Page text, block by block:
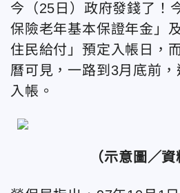
今（25日）政府發錢了！
保險老年基本保證年金」
住民給付」預定入帳日，
曆可見，一路到3月底前，
入帳。
（示意圖／資